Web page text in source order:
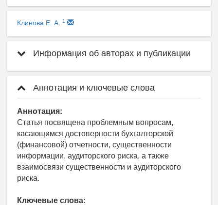
Клинова Е. А. 1
Информация об авторах и публикации
Аннотация и ключевые слова
Аннотация:
Статья посвящена проблемным вопросам,
касающимся достоверности бухгалтерской
(финансовой) отчетности, существенности
информации, аудиторского риска, а также
взаимосвязи существенности и аудиторского
риска.
Ключевые слова: